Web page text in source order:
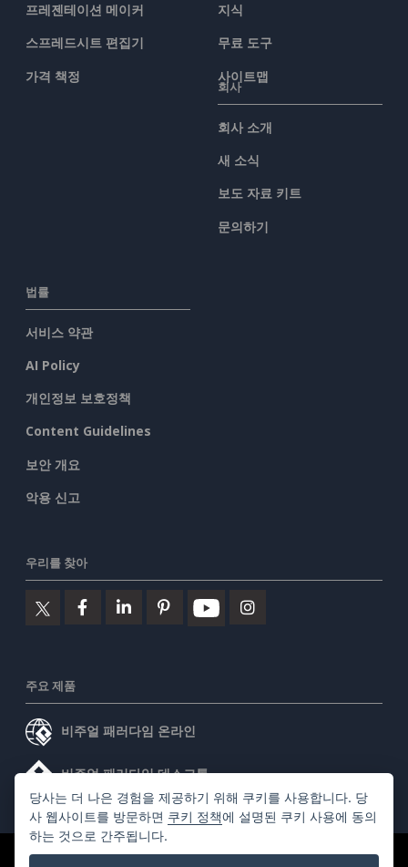
프레젠테이션 메이커
스프레드시트 편집기
가격 책정
지식
무료 도구
사이트맵
회사
회사 소개
새 소식
보도 자료 키트
문의하기
법률
서비스 약관
AI Policy
개인정보 보호정책
Content Guidelines
보안 개요
악용 신고
우리를 찾아
주요 제품
비주얼 패러다임 온라인
비주얼 패러다임 데스크톱
©2026 by Visual Paradigm. 모든 권리 보유.
당사는 더 나은 경험을 제공하기 위해 쿠키를 사용합니다. 당
사 웹사이트를 방문하면 쿠키 정책에 설명된 쿠키 사용에 동의
하는 것으로 간주됩니다.